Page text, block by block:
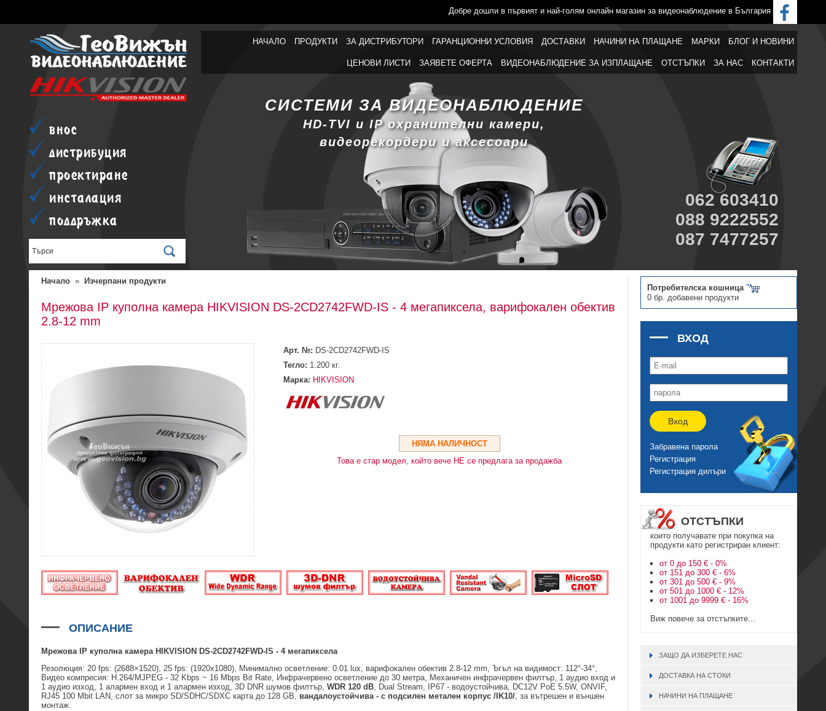
Добре дошли в първият и най-голям онлайн магазин за видеонаблюдение в България
внос
дистрибуция
проектиране
инсталация
поддръжка
НАЧАЛО ПРОДУКТИ ЗА ДИСТРИБУТОРИ ГАРАНЦИОННИ УСЛОВИЯ ДОСТАВКИ НАЧИНИ НА ПЛАЩАНЕ МАРКИ БЛОГ И НОВИНИ
ЦЕНОВИ ЛИСТИ ЗАЯВЕТЕ ОФЕРТА ВИДЕОНАБЛЮДЕНИЕ ЗА ИЗПЛАЩАНЕ ОТСТЪПКИ ЗА НАС КОНТАКТИ
СИСТЕМИ ЗА ВИДЕОНАБЛЮДЕНИЕ
HD-TVI и IP охранителни камери,
видеорекордери и аксесоари
062 603410
088 9222552
087 7477257
Начало » Изчерпани продукти
Мрежова IP куполна камера HIKVISION DS-2CD2742FWD-IS - 4 мегапиксела, варифокален обектив
2.8-12 mm
Арт. №: DS-2CD2742FWD-IS
Тегло: 1.200 кг.
Марка: HIKVISION
НЯМА НАЛИЧНОСТ
Това е стар модел, който вече НЕ се предлага за продажба
ОПИСАНИЕ
Мрежова IP куполна камера HIKVISION DS-2CD2742FWD-IS - 4 мегапиксела
Резолюция: 20 fps: (2688×1520), 25 fps: (1920x1080), Минимално осветление: 0.01 lux, варифокален обектив 2.8-12 mm, Ъгъл на видимост: 112°-34°,
Видео компресия: H.264/MJPEG - 32 Kbps ~ 16 Mbps Bit Rate, Инфрачервено осветление до 30 метра, Механичен инфрачервен филтър, 1 аудио вход и
1 аудио изход, 1 алармен вход и 1 алармен изход, 3D DNR шумов филтър, WDR 120 dB, Dual Stream, IP67 - водоустойчива, DC12V PoE 5.5W, ONVIF,
RJ45 100 Mbit LAN, слот за микро SD/SDHC/SDXC карта до 128 GB, вандалоустойчива - с подсилен метален корпус /IK10/, за вътрешен и външен
монтаж.
Потребителска кошница
0 бр. добавени продукти
ВХОД
Вход
Забравена парола
Регистрация
Регистрация дилъри
ОТСТЪПКИ
които получавате при покупка на
продукти като регистриран клиент:
от 0 до 150 € - 0%
от 151 до 300 € - 6%
от 301 до 500 € - 9%
от 501 до 1000 € - 12%
от 1001 до 9999 € - 16%
Виж повече за отстъпките...
ЗАЩО ДА ИЗБЕРЕТЕ НАС
ДОСТАВКА НА СТОКИ
НАЧИНИ НА ПЛАЩАНЕ